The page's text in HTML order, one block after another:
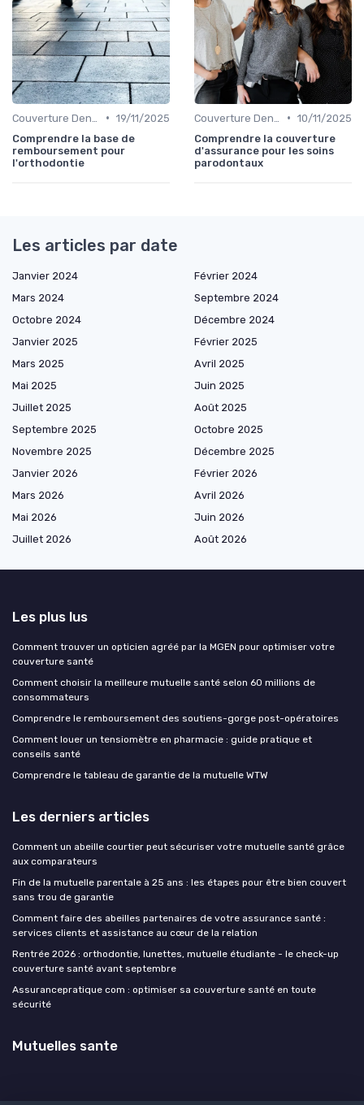
• 19/11/2025
Comprendre la base de
remboursement pour
l'orthodontie
• 10/11/2025
Comprendre la couverture
d'assurance pour les soins
parodontaux
Les articles par date
Janvier 2024
Février 2024
Mars 2024
Septembre 2024
Octobre 2024
Décembre 2024
Janvier 2025
Février 2025
Mars 2025
Avril 2025
Mai 2025
Juin 2025
Juillet 2025
Août 2025
Septembre 2025
Octobre 2025
Novembre 2025
Décembre 2025
Janvier 2026
Février 2026
Mars 2026
Avril 2026
Mai 2026
Juin 2026
Juillet 2026
Août 2026
Les plus lus
Comment trouver un opticien agréé par la MGEN pour optimiser votre
couverture santé
Comment choisir la meilleure mutuelle santé selon 60 millions de
consommateurs
Comprendre le remboursement des soutiens-gorge post-opératoires
Comment louer un tensiomètre en pharmacie : guide pratique et
conseils santé
Comprendre le tableau de garantie de la mutuelle WTW
Les derniers articles
Comment un abeille courtier peut sécuriser votre mutuelle santé grâce
aux comparateurs
Fin de la mutuelle parentale à 25 ans : les étapes pour être bien couvert
sans trou de garantie
Comment faire des abeilles partenaires de votre assurance santé :
services clients et assistance au cœur de la relation
Rentrée 2026 : orthodontie, lunettes, mutuelle étudiante - le check-up
couverture santé avant septembre
Assurancepratique com : optimiser sa couverture santé en toute
sécurité
Mutuelles sante